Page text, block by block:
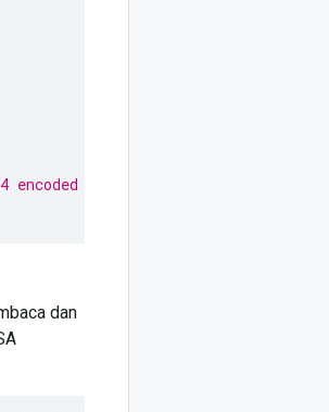
encoded version of secret key
dan